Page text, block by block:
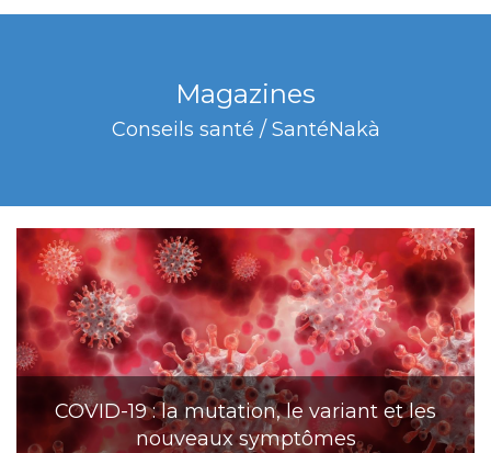
Magazines
Conseils santé / SantéNakà
COVID-19 : la mutation, le variant et les
nouveaux symptômes